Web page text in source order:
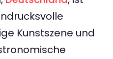
Kunstszene und